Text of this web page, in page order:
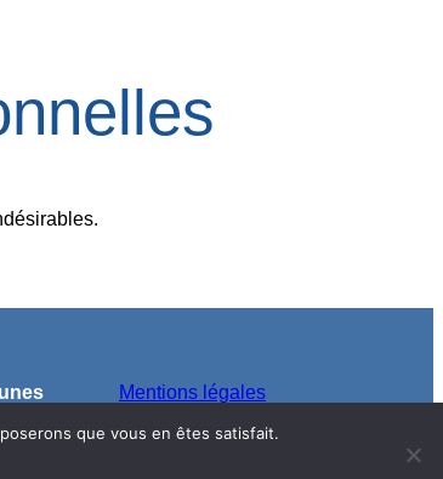
Mentions légales
que vous en êtes satisfait.